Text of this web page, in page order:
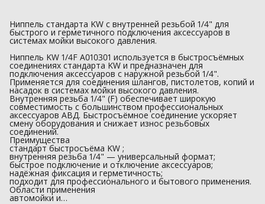
Ниппель стандарта KW с внутренней резьбой 1/4" для
быстрого и герметичного подключения аксессуаров в
системах мойки высокого давления.
Ниппель KW 1/4F A010301 используется в быстросъёмных
соединениях стандарта KW и предназначен для
подключения аксессуаров с наружной резьбой 1/4".
Применяется для соединения шлангов, пистолетов, копий и
насадок в системах мойки высокого давления.
Внутренняя резьба 1/4" (F) обеспечивает широкую
совместимость с большинством профессиональных
аксессуаров АВД. Быстросъёмное соединение ускоряет
смену оборудования и снижает износ резьбовых
соединений.
Преимущества
стандарт быстросъёма KW ;
внутренняя резьба 1/4" — универсальный формат;
быстрое подключение и отключение аксессуаров;
надёжная фиксация и герметичность;
подходит для профессионального и бытового применения.
Области применения
автомойки и…